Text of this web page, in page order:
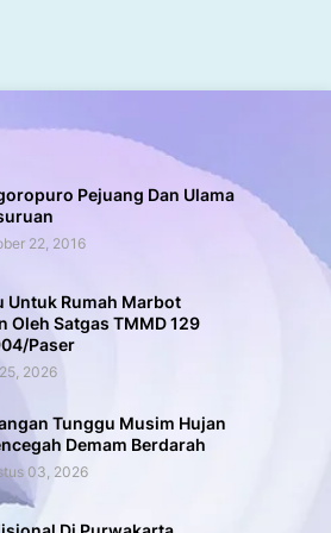
Pejuang Dan Ulama
22, 2016
Untuk Rumah Marbot
Oleh Satgas TMMD 129
Paser
2026
Tunggu Musim Hujan
Demam Berdarah
03, 2026